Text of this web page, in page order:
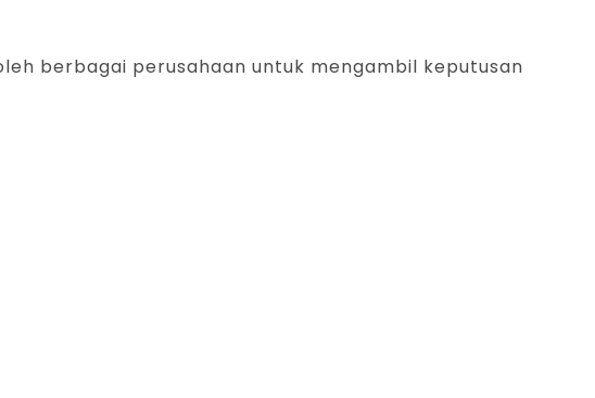
berbagai perusahaan untuk mengambil keputusan